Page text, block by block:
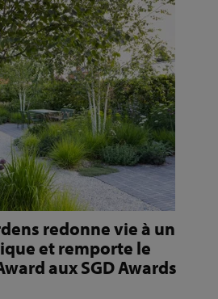
redonne vie à un
et remporte le
aux SGD Awards